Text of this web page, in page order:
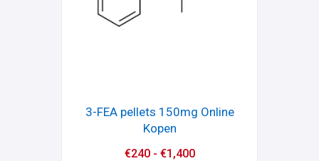
3-FEA pellets 150mg Online
Kopen
€240- €1,400